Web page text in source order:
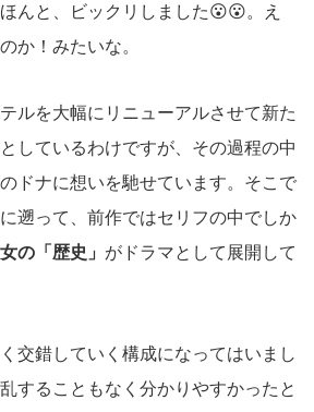
んと、ビックリしました😮😮。え
か！みたいな。
ルを大幅にリニューアルさせて新た
しているわけですが、その過程の中
ドナに想いを馳せています。そこで
遡って、前作ではセリフの中でしか
の「歴史」 がドラマとして展開して
交錯していく構成になってはいまし
することもなく分かりやすかったと